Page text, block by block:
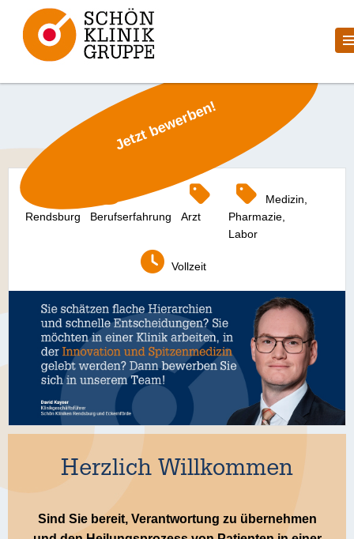
Jetzt bewerben!
Rendsburg Berufserfahrung Arzt
Medizin,
Pharmazie,
Labor
Vollzeit
Herzlich Willkommen
Sind Sie bereit, Verantwortung zu übernehmen